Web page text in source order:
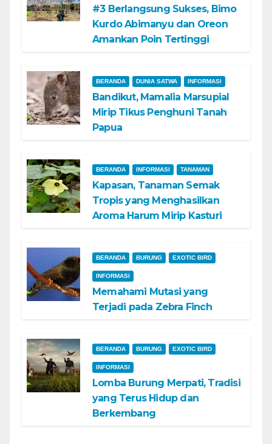
#3 Berlangsung Sukses, Bimo
Kurdo Abimanyu dan Oreon
Amankan Poin Tertinggi
BERANDA DUNIA SATWA INFORMASI
Bandikut, Mamalia Marsupial
Mirip Tikus Penghuni Tanah
Papua
BERANDA INFORMASI TANAMAN
Kapasan, Tanaman Semak
Tropis yang Menghasilkan
Aroma Harum Mirip Kasturi
BERANDA BURUNG EXOTIC BIRD
INFORMASI
Memahami Mutasi yang
Terjadi pada Zebra Finch
BERANDA BURUNG EXOTIC BIRD
INFORMASI
Lomba Burung Merpati, Tradisi
yang Terus Hidup dan
Berkembang